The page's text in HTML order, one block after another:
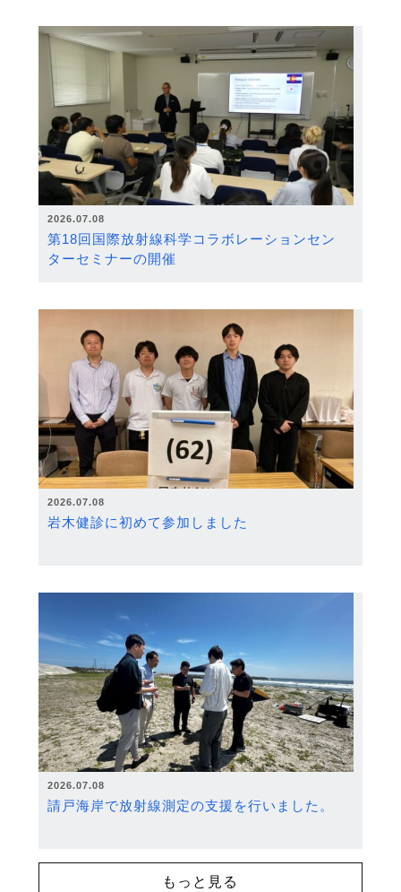
2026.07.08
第18回国際放射線科学コラボレーションセン
ターセミナーの開催
2026.07.08
岩木健診に初めて参加しました
2026.07.08
請戸海岸で放射線測定の支援を行いました。
もっと見る